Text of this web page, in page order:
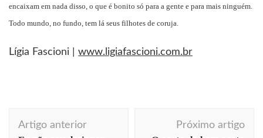
encaixam em nada disso, o que é bonito só para a gente e para mais ninguém.
Todo mundo, no fundo, tem lá seus filhotes de coruja.
Lígia Fascioni | www.ligiafascioni.com.br
de
Artigo anterior Próximo artigo